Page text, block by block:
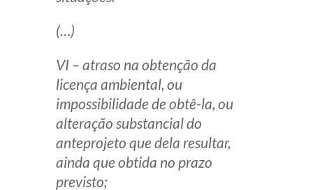
(…)
VI – atraso na obtenção da
licença ambiental, ou
impossibilidade de obtê-la, ou
alteração substancial do
anteprojeto que dela resultar,
ainda que obtida no prazo
previsto;